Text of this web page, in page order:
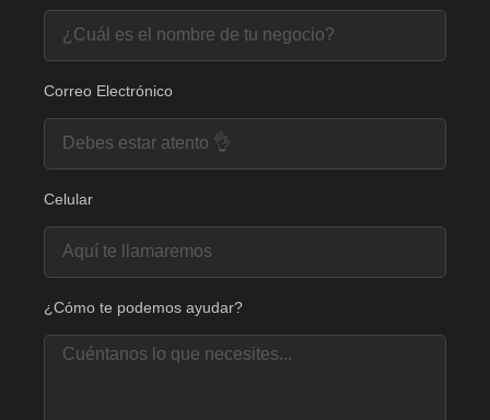
Correo Electrónico
Celular
¿Cómo te podemos ayudar?